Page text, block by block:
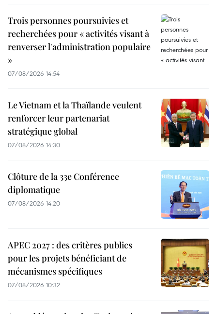
Trois personnes poursuivies et
recherchées pour « activités visant à
renverser l'administration populaire
»
07/08/2026 14:54
Le Vietnam et la Thaïlande veulent
renforcer leur partenariat
stratégique global
07/08/2026 14:30
Clôture de la 33e Conférence
diplomatique
07/08/2026 14:20
APEC 2027 : des critères publics
pour les projets bénéficiant de
mécanismes spécifiques
07/08/2026 10:32